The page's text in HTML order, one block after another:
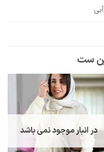
آبی
در انبار موجود نمی باشد